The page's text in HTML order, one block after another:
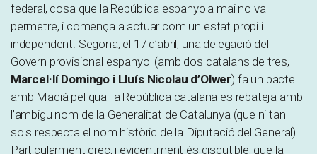
federal, cosa que la República espanyola mai no va
permetre, i comença a actuar com un estat propi i
independent. Segona, el 17 d’abril, una delegació del
Govern provisional espanyol (amb dos catalans de tres,
Marcel·lí Domingo i Lluís Nicolau d’Olwer) fa un pacte
amb Macià pel qual la República catalana es rebateja amb
l’ambigu nom de la Generalitat de Catalunya (que ni tan
sols respecta el nom històric de la Diputació del General).
Particularment crec, i evidentment és discutible, que la